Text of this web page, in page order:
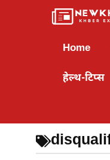
Home
हेल्थ-टिप्स